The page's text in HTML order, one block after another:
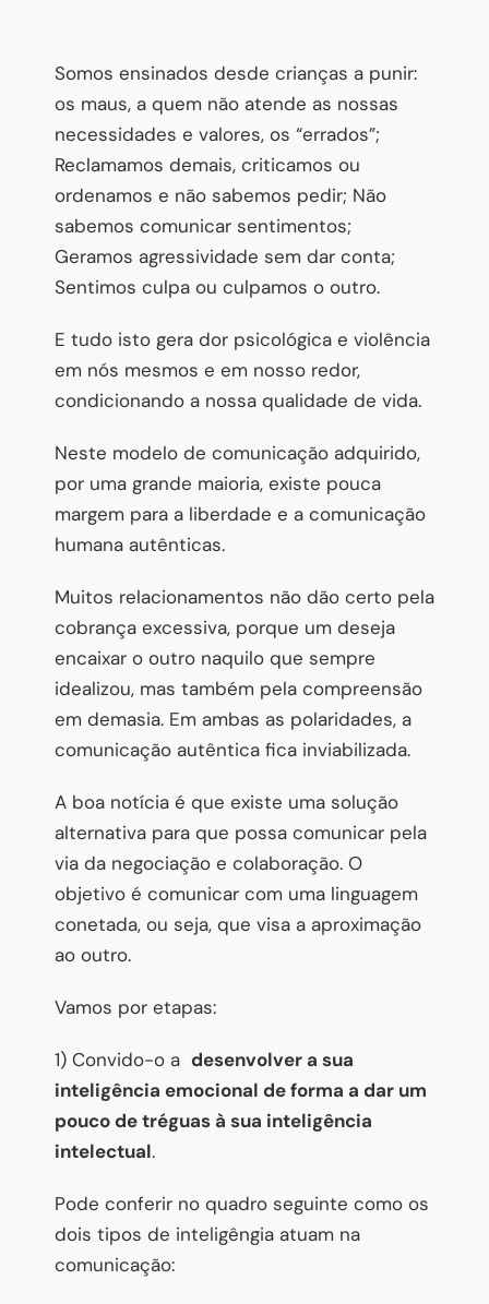
Somos ensinados desde crianças a punir:
os maus, a quem não atende as nossas
necessidades e valores, os “errados”;
Reclamamos demais, criticamos ou
ordenamos e não sabemos pedir; Não
sabemos comunicar sentimentos;
Geramos agressividade sem dar conta;
Sentimos culpa ou culpamos o outro.
E tudo isto gera dor psicológica e violência
em nós mesmos e em nosso redor,
condicionando a nossa qualidade de vida.
Neste modelo de comunicação adquirido,
por uma grande maioria, existe pouca
margem para a liberdade e a comunicação
humana autênticas.
Muitos relacionamentos não dão certo pela
cobrança excessiva, porque um deseja
encaixar o outro naquilo que sempre
idealizou, mas também pela compreensão
em demasia. Em ambas as polaridades, a
comunicação autêntica fica inviabilizada.
A boa notícia é que existe uma solução
alternativa para que possa comunicar pela
via da negociação e colaboração. O
objetivo é comunicar com uma linguagem
conetada, ou seja, que visa a aproximação
ao outro.
Vamos por etapas:
1) Convido-o a desenvolver a sua
inteligência emocional de forma a dar um
pouco de tréguas à sua inteligência
intelectual.
Pode conferir no quadro seguinte como os
dois tipos de inteligêngia atuam na
comunicação: